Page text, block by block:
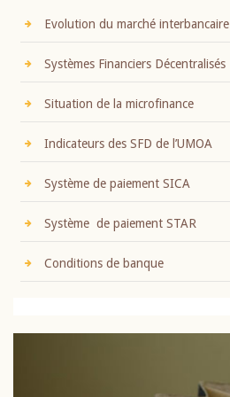
Evolution du marché interbancaire
Systèmes Financiers Décentralisés
Situation de la microfinance
Indicateurs des SFD de l’UMOA
Système de paiement SICA
Système de paiement STAR
Conditions de banque